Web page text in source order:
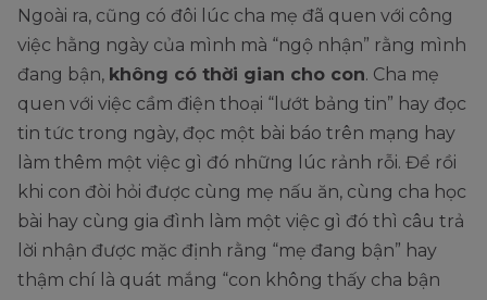
Ngoài ra, cũng có đôi lúc cha mẹ đã quen với công
việc hằng ngày của mình mà “ngộ nhận” rằng mình
đang bận, không có thời gian cho con. Cha mẹ
quen với việc cầm điện thoại “lướt bảng tin” hay đọc
tin tức trong ngày, đọc một bài báo trên mạng hay
làm thêm một việc gì đó những lúc rảnh rỗi. Để rồi
khi con đòi hỏi được cùng mẹ nấu ăn, cùng cha học
bài hay cùng gia đình làm một việc gì đó thì câu trả
lời nhận được mặc định rằng “mẹ đang bận” hay
thậm chí là quát mắng “con không thấy cha bận